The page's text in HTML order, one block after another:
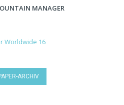
MANAGER
ARCHIV